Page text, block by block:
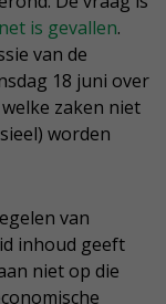
is gevallen.
van de
18 juni over
zaken niet
worden
van
inhoud geeft
niet op die